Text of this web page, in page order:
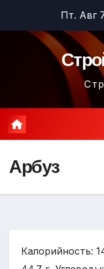
содержимому
Пт. Авг
Арбуз
Калорийность: